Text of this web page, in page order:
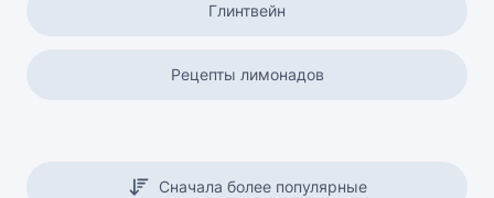
Глинтвейн
Рецепты лимонадов
Сначала более популярные